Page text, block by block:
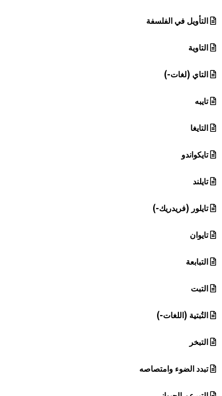
التأويل في الفلسفة
التاوية
التاي (لغات-)
تايبه
التايغا
تايكواندو
تايلند
تايلور (فريدريك-)
تايوان
التبابعة
التبت
التُبتية (اللغات-)
التبخر
تبدد الضوء وامتصاصه